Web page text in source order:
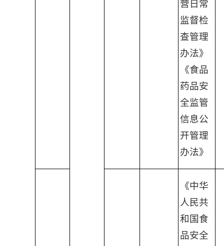
营日常
监督检
查管理
办法》
《食品
药品安
全监管
信息公
开管理
办法》
《中华
人民共
和国食
品安全